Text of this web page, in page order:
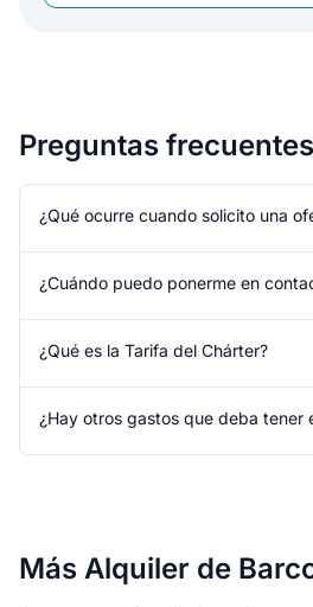
Preguntas frecuentes
¿Qué ocurre cuando solicito una
¿Cuándo puedo ponerme en
¿Qué es la Tarifa del Chárter?
¿Hay otros gastos que deba tener
Más Alquiler de